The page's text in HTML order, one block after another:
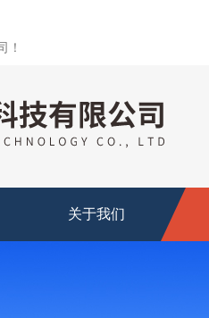
！
关于我们